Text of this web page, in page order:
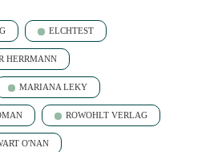
ELCHTEST
HERRMANN
MARIANA LEKY
ROWOHLT VERLAG
O'NAN